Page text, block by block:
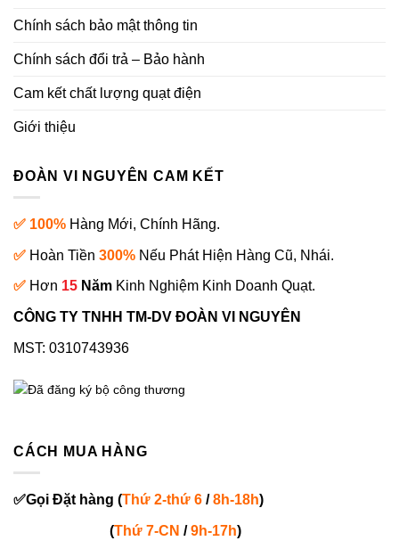
Chính sách bảo mật thông tin
Chính sách đổi trả – Bảo hành
Cam kết chất lượng quạt điện
Giới thiệu
ĐOÀN VI NGUYÊN CAM KẾT
✅ 100% Hàng Mới, Chính Hãng.
✅ Hoàn Tiền 300% Nếu Phát Hiện Hàng Cũ, Nhái.
✅ Hơn 15 Năm Kinh Nghiệm Kinh Doanh Quạt.
CÔNG TY TNHH TM-DV ĐOÀN VI NGUYÊN
MST: 0310743936
CÁCH MUA HÀNG
✅Gọi Đặt hàng (Thứ 2-thứ 6 /8h-18h)
(Thứ 7-CN /9h-17h)